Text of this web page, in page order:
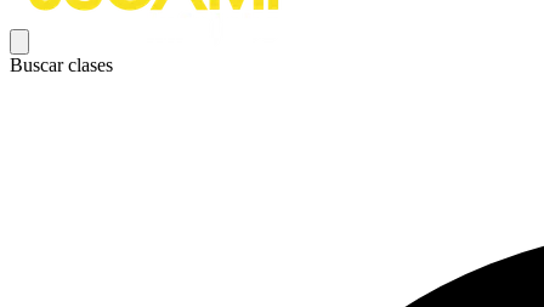
Buscar clases